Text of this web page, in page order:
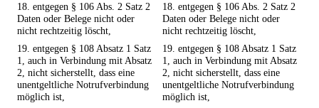
18. entgegen § 106 Abs. 2 Satz 2
Daten oder Belege nicht oder
nicht rechtzeitig löscht,
18. entgegen § 106 Abs. 2 Satz 2
Daten oder Belege nicht oder
nicht rechtzeitig löscht,
19. entgegen § 108 Absatz 1 Satz
1, auch in Verbindung mit Absatz
2, nicht sicherstellt, dass eine
unentgeltliche Notrufverbindung
möglich ist,
19. entgegen § 108 Absatz 1 Satz
1, auch in Verbindung mit Absatz
2, nicht sicherstellt, dass eine
unentgeltliche Notrufverbindung
möglich ist,